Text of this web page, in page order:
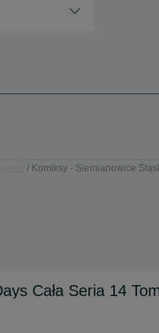
Komiksy - Siemianowice
Cała Seria 14